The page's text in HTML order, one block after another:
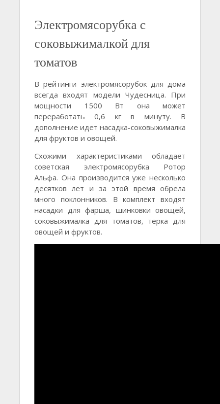
Электромясорубка с
соковыжималкой для
томатов
В рейтинги электромясорубок для дома
всегда входят модели Чудесница. При
мощности 1500 Вт она может
переработать 0,6 кг в минуту. В
дополнение идет насадка-соковыжималка
для фруктов и овощей.
Схожими характеристиками обладает
советская электромясорубка Ротор
Альфа. Она производится уже несколько
десятков лет и за этой время обрела
много поклонников. В комплект входят
насадки для фарша, шинковки овощей,
соковыжималка для томатов, терка для
овощей и фруктов.